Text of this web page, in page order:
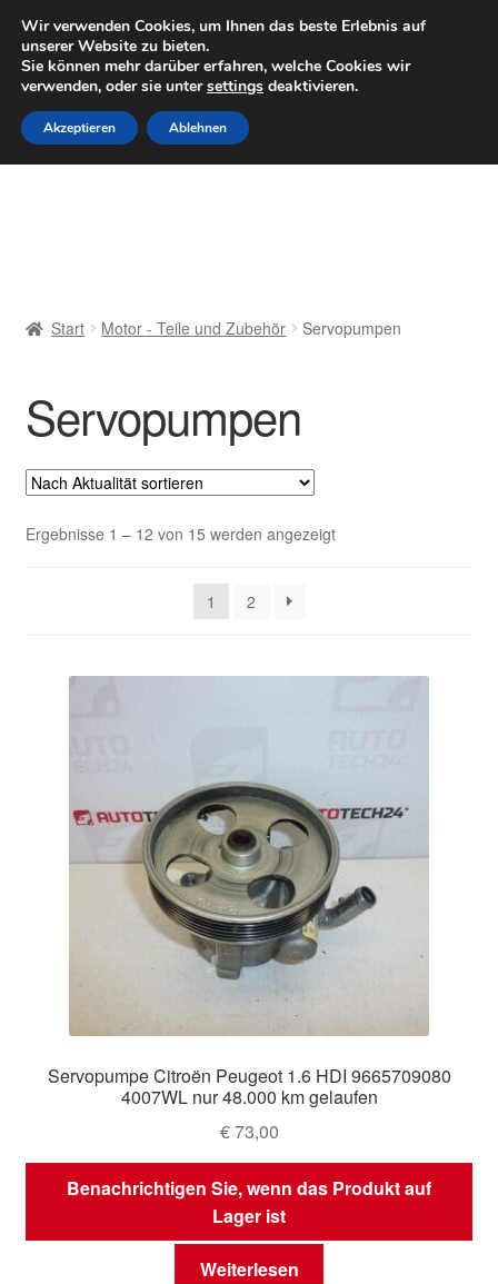
LIEFERUNG ab 6 EUR
Mo–Fr 9–16 Uhr · 0175 7465658
Zur
Navigation
springen
Zum
Inhalt
springen
Datenschutz-Bestimmungen
Impressum
Kasse
Warenkorb
Weltweiter Versand
Start Motor - Teile und Zubehör Servopumpen
Servopumpen
Ergebnisse 1 – 12 von 15 werden angezeigtNach
1
2
Servopumpe Citroën Peugeot 1.6 HDI 9665709080
4007WL nur 48.000 km gelaufen
€73,00
Benachrichtigen Sie, wenn das Produkt auf
Lager ist
Weiterlesen
Wir verwenden Cookies, um Ihnen das beste Erlebnis auf
unserer Website zu bieten.
Sie können mehr darüber erfahren, welche Cookies wir
verwenden, oder sie untersettings deaktivieren.
Akzeptieren Ablehnen